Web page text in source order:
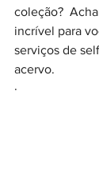
coleção?
incrível para
serviços de
acervo.
·